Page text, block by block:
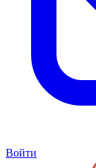
Войти